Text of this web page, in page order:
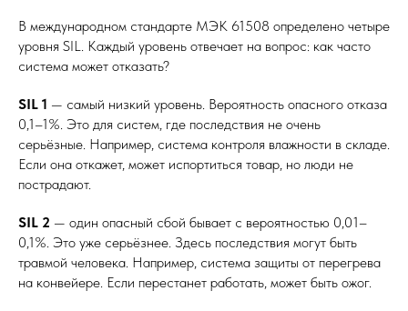
В международном стандарте МЭК 61508 определено четыре
уровня SIL. Каждый уровень отвечает на вопрос: как часто
система может отказать?
SIL 1 — самый низкий уровень. Вероятность опасного отказа
0,1–1%. Это для систем, где последствия не очень
серьёзные. Например, система контроля влажности в складе.
Если она откажет, может испортиться товар, но люди не
пострадают.
SIL 2 — один опасный сбой бывает с вероятностью 0,01–
0,1%. Это уже серьёзнее. Здесь последствия могут быть
травмой человека. Например, система защиты от перегрева
на конвейере. Если перестанет работать, может быть ожог.